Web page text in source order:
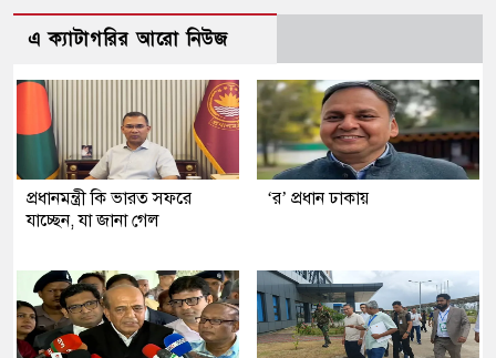
এ ক্যাটাগরির আরো নিউজ
প্রধানমন্ত্রী কি ভারত সফরে
যাচ্ছেন, যা জানা গেল
‘র’ প্রধান ঢাকায়